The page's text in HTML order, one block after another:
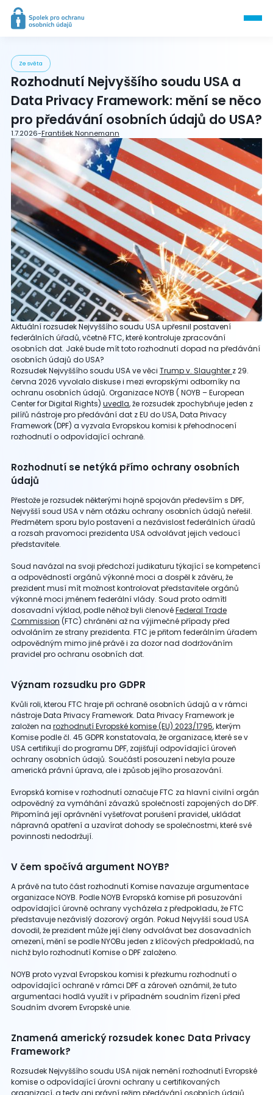
Ze světa
Rozhodnutí Nejvyššího soudu USA a
Data Privacy Framework: mění se něco
pro předávání osobních údajů do USA?
1.7.2026-František Nonnemann
Aktuální rozsudek Nejvyššího soudu USA upřesnil postavení
federálních úřadů, včetně FTC, které kontroluje zpracování
osobních dat. Jaké bude mít toto rozhodnutí dopad na předávání
osobních údajů do USA?
Rozsudek Nejvyššího soudu USA ve věci Trump v. Slaughter z 29.
června 2026 vyvolalo diskuse i mezi evropskými odborníky na
ochranu osobních údajů. Organizace NOYB ( NOYB – European
Center for Digital Rights) uvedla, že rozsudek zpochybňuje jeden z
pilířů nástroje pro předávání dat z EU do USA, Data Privacy
Framework (DPF) a vyzvala Evropskou komisi k přehodnocení
rozhodnutí o odpovídající ochraně.
Rozhodnutí se netýká přímo ochrany osobních
údajů
Přestože je rozsudek některými hojně spojován především s DPF,
Nejvyšší soud USA v něm otázku ochrany osobních údajů neřešil.
Předmětem sporu bylo postavení a nezávislost federálních úřadů
a rozsah pravomoci prezidenta USA odvolávat jejich vedoucí
představitele.
Soud navázal na svoji předchozí judikaturu týkající se kompetencí
a odpovědností orgánů výkonné moci a dospěl k závěru, že
prezident musí mít možnost kontrolovat představitele orgánů
výkonné moci jménem federální vlády. Soud proto odmítl
dosavadní výklad, podle něhož byli členovéFederal Trade
Commission (FTC) chráněni až na výjimečné případy před
odvoláním ze strany prezidenta. FTC je přitom federálním úřadem
odpovědným mimo jiné právě i za dozor nad dodržováním
pravidel pro ochranu osobních dat.
Význam rozsudku pro GDPR
Kvůli roli, kterou FTC hraje při ochraně osobních údajů a v rámci
nástroje Data Privacy Framework. Data Privacy Framework je
založen na rozhodnutí Evropské komise (EU) 2023/1795, kterým
Komise podle čl. 45 GDPR konstatovala, že organizace, které se v
USA certifikují do programu DPF, zajišťují odpovídající úroveň
ochrany osobních údajů. Součástí posouzení nebyla pouze
americká právní úprava, ale i způsob jejího prosazování.
Evropská komise v rozhodnutí označuje FTC za hlavní civilní orgán
odpovědný za vymáhání závazků společností zapojených do DPF.
Připomíná její oprávnění vyšetřovat porušení pravidel, ukládat
nápravná opatření a uzavírat dohody se společnostmi, které své
povinnosti nedodržují.
V čem spočívá argument NOYB?
A právě na tuto část rozhodnutí Komise navazuje argumentace
organizace NOYB. Podle NOYB Evropská komise při posuzování
odpovídající úrovně ochrany vycházela z předpokladu, že FTC
představuje nezávislý dozorový orgán. Pokud Nejvyšší soud USA
dovodil, že prezident může její členy odvolávat bez dosavadních
omezení, mění se podle NYOBu jeden z klíčových předpokladů, na
nichž bylo rozhodnutí Komise o DPF založeno.
NOYB proto vyzval Evropskou komisi k přezkumu rozhodnutí o
odpovídající ochraně v rámci DPF a zároveň oznámil, že tuto
argumentaci hodlá využít i v případném soudním řízení před
Soudním dvorem Evropské unie.
Znamená americký rozsudek konec Data Privacy
Framework?
Rozsudek Nejvyššího soudu USA nijak nemění rozhodnutí Evropské
komise o odpovídající úrovni ochrany u certifikovaných
organizací, a tedy ani právní režim předávání osobních údajů